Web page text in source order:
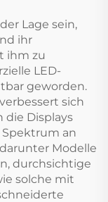
Lage sein,
ihr
ihm zu
LED-
geworden.
sich
die Displays
Spektrum an
Modelle
durchsichtige
solche mit